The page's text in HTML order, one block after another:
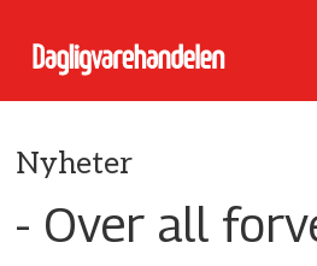
Nyheter
- Over all